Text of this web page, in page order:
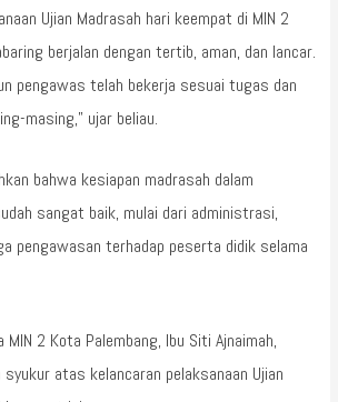
Ujian Madrasah hari keempat di MIN 2
berjalan dengan tertib, aman, dan lancar.
pengawas telah bekerja sesuai tugas dan
masing,” ujar beliau.
bahwa kesiapan madrasah dalam
sangat baik, mulai dari administrasi,
pengawasan terhadap peserta didik selama
2 Kota Palembang, Ibu Siti Ajnaimah,
atas kelancaran pelaksanaan Ujian